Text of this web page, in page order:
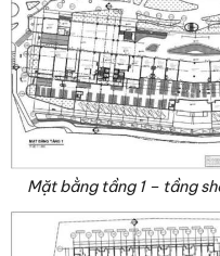
Mặt bằng tầng 1 – tầng